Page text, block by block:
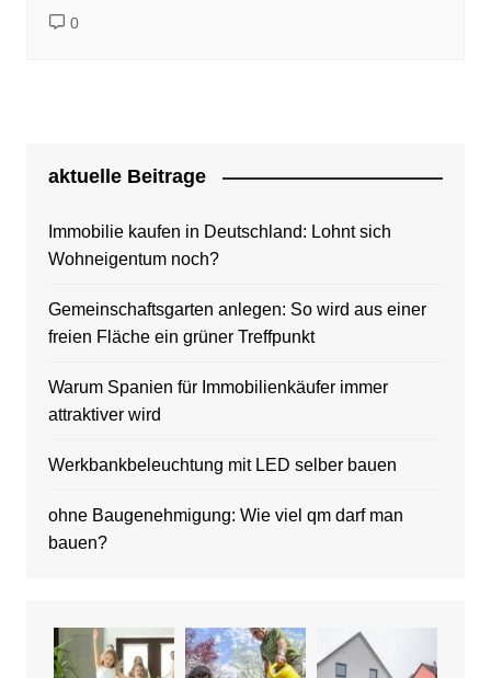
0
aktuelle Beitrage
Immobilie kaufen in Deutschland: Lohnt sich
Wohneigentum noch?
Gemeinschaftsgarten anlegen: So wird aus einer
freien Fläche ein grüner Treffpunkt
Warum Spanien für Immobilienkäufer immer
attraktiver wird
Werkbankbeleuchtung mit LED selber bauen
ohne Baugenehmigung: Wie viel qm darf man
bauen?